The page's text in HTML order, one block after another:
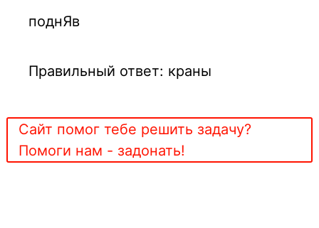
поднЯв
Правильный ответ: краны
Сайт помог тебе решить задачу?
Помоги нам - задонать!